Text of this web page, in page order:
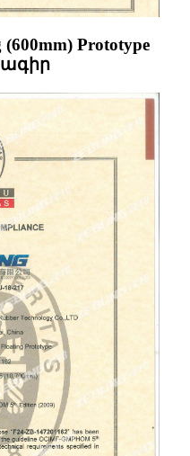
(600mm) Prototype